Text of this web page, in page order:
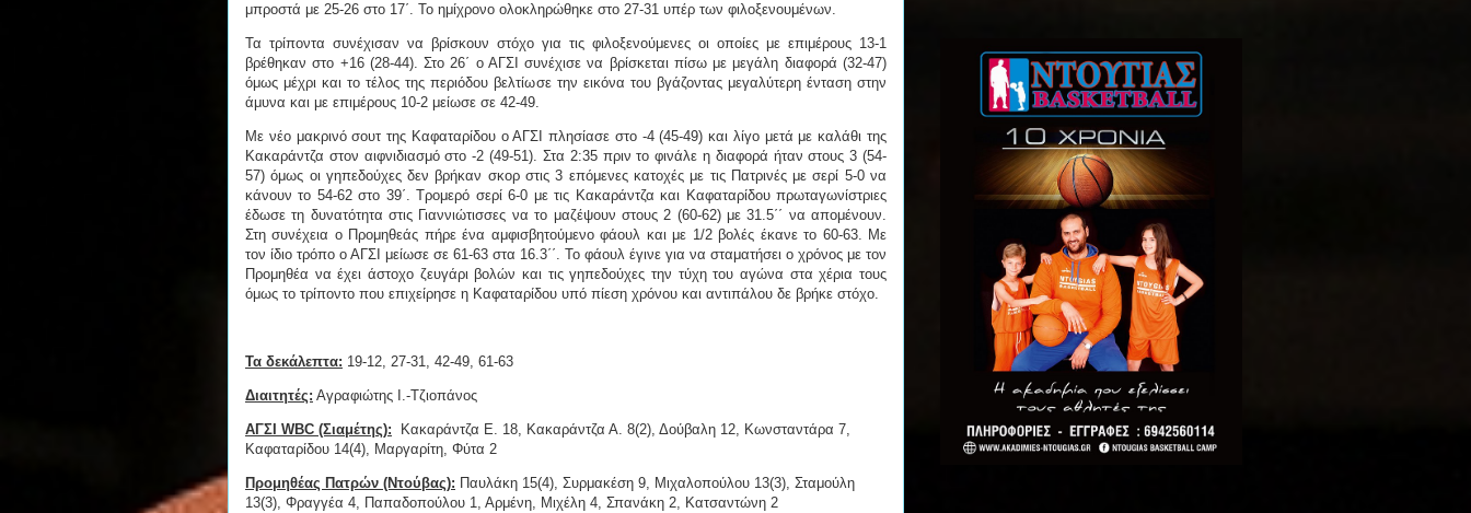
μπροστά με 25-26 στο 17΄. Το ημίχρονο ολοκληρώθηκε στο 27-31 υπέρ των φιλοξενουμένων.
Τα τρίποντα συνέχισαν να βρίσκουν στόχο για τις φιλοξενούμενες οι οποίες με επιμέρους 13-1
βρέθηκαν στο +16 (28-44). Στο 26΄ ο ΑΓΣΙ συνέχισε να βρίσκεται πίσω με μεγάλη διαφορά (32-47)
όμως μέχρι και το τέλος της περιόδου βελτίωσε την εικόνα του βγάζοντας μεγαλύτερη ένταση στην
άμυνα και με επιμέρους 10-2 μείωσε σε 42-49.
Με νέο μακρινό σουτ της Καφαταρίδου ο ΑΓΣΙ πλησίασε στο -4 (45-49) και λίγο μετά με καλάθι της
Κακαράντζα στον αιφνιδιασμό στο -2 (49-51). Στα 2:35 πριν το φινάλε η διαφορά ήταν στους 3 (54-
57) όμως οι γηπεδούχες δεν βρήκαν σκορ στις 3 επόμενες κατοχές με τις Πατρινές με σερί 5-0 να
κάνουν το 54-62 στο 39΄. Τρομερό σερί 6-0 με τις Κακαράντζα και Καφαταρίδου πρωταγωνίστριες
έδωσε τη δυνατότητα στις Γιαννιώτισσες να το μαζέψουν στους 2 (60-62) με 31.5΄΄ να απομένουν.
Στη συνέχεια ο Προμηθεάς πήρε ένα αμφισβητούμενο φάουλ και με 1/2 βολές έκανε το 60-63. Με
τον ίδιο τρόπο ο ΑΓΣΙ μείωσε σε 61-63 στα 16.3΄΄. Το φάουλ έγινε για να σταματήσει ο χρόνος με τον
Προμηθέα να έχει άστοχο ζευγάρι βολών και τις γηπεδούχες την τύχη του αγώνα στα χέρια τους
όμως το τρίποντο που επιχείρησε η Καφαταρίδου υπό πίεση χρόνου και αντιπάλου δε βρήκε στόχο.
Τα δεκάλεπτα: 19-12, 27-31, 42-49, 61-63
Διαιτητές: Αγραφιώτης Ι.-Τζιοπάνος
ΑΓΣΙ WBC (Σιαμέτης): Κακαράντζα Ε. 18, Κακαράντζα Α. 8(2), Δούβαλη 12, Κωνσταντάρα 7,
Καφαταρίδου 14(4), Μαργαρίτη, Φύτα 2
Προμηθέας Πατρών (Ντούβας): Παυλάκη 15(4), Συρμακέση 9, Μιχαλοπούλου 13(3), Σταμούλη
13(3), Φραγγέα 4, Παπαδοπούλου 1, Αρμένη, Μιχέλη 4, Σπανάκη 2, Κατσαντώνη 2